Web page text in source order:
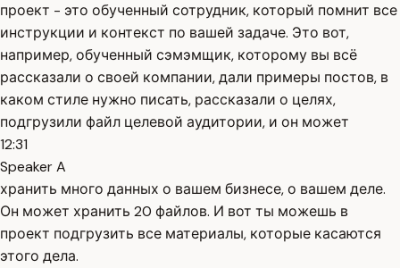
проект - это обученный сотрудник, который помнит все
инструкции и контекст по вашей задаче. Это вот,
например, обученный сэмэмщик, которому вы всё
рассказали о своей компании, дали примеры постов, в
каком стиле нужно писать, рассказали о целях,
подгрузили файл целевой аудитории, и он может
12:31
Speaker A
хранить много данных о вашем бизнесе, о вашем деле.
Он может хранить 20 файлов. И вот ты можешь в
проект подгрузить все материалы, которые касаются
этого дела.